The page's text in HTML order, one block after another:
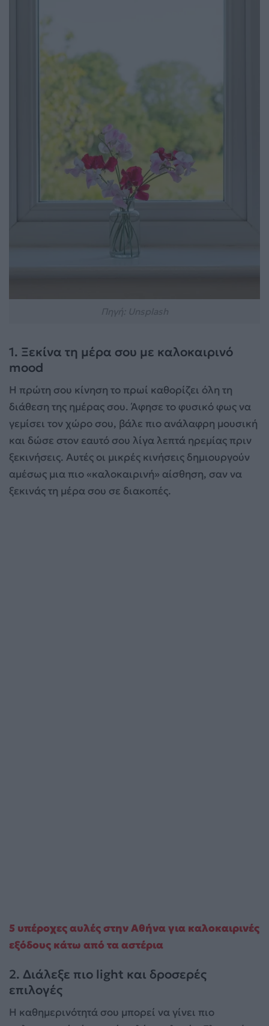
1. Ξεκίνα τη μέρα σου με καλοκαιρινό
mood
Η πρώτη σου κίνηση το πρωί καθορίζει όλη τη
διάθεση της ημέρας σου. Άφησε το φυσικό φως να
γεμίσει τον χώρο σου, βάλε πιο ανάλαφρη μουσική
και δώσε στον εαυτό σου λίγα λεπτά ηρεμίας πριν
ξεκινήσεις. Αυτές οι μικρές κινήσεις δημιουργούν
αμέσως μια πιο «καλοκαιρινή» αίσθηση, σαν να
ξεκινάς τη μέρα σου σε διακοπές.
5 υπέροχες αυλές στην Αθήνα για καλοκαιρινές
εξόδους κάτω από τα αστέρια
2. Διάλεξε πιο light και δροσερές
επιλογές
Η καθημερινότητά σου μπορεί να γίνει πιο